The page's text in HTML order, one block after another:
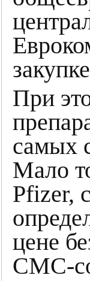
При
самых
Мало
Pfizer,
цене
СМС-